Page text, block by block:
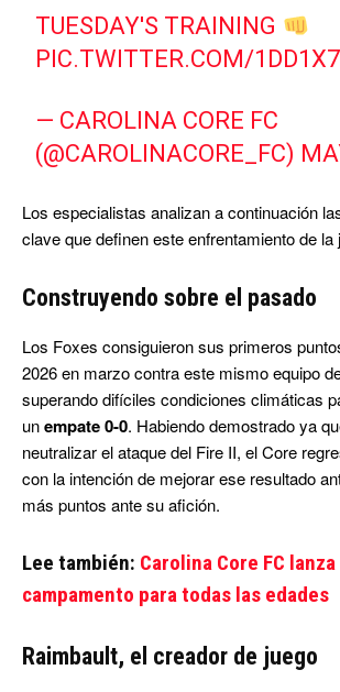
TUESDAY'S TRAINING
PIC.TWITTER.COM/
— CAROLINA CORE FC
(@CAROLINACORE_FC)
Los especialistas analizan a continuación
clave que definen este enfrentamiento de la
Construyendo sobre el pasado
Los Foxes consiguieron sus primeros
2026 en marzo contra este mismo equipo
superando difíciles condiciones climáticas
unempate 0-0. Habiendo demostrado ya
neutralizar el ataque del Fire II, el Core
con la intención de mejorar ese resultado
más puntos ante su afición.
Lee también: Carolina Core FC
campamento para todas las edades
Raimbault, el creador de juego